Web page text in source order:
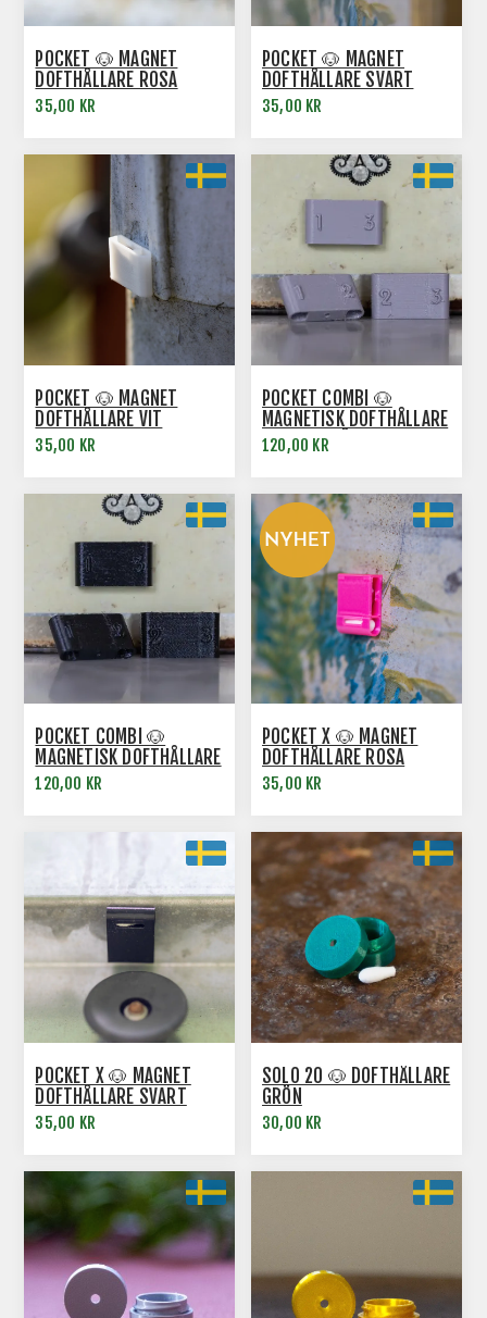
POCKET 🐶 MAGNET
DOFTHÅLLARE ROSA
35,00 KR
POCKET 🐶 MAGNET
DOFTHÅLLARE SVART
35,00 KR
POCKET 🐶 MAGNET
DOFTHÅLLARE VIT
35,00 KR
POCKET COMBI 🐶
MAGNETISK DOFTHÅLLARE
3-PACK GRÅ
120,00 KR
POCKET COMBI 🐶
MAGNETISK DOFTHÅLLARE
3-PACK SVART
120,00 KR
POCKET X 🐶 MAGNET
DOFTHÅLLARE ROSA
35,00 KR
POCKET X 🐶 MAGNET
DOFTHÅLLARE SVART
35,00 KR
SOLO 20 🐶 DOFTHÅLLARE
GRÖN
30,00 KR